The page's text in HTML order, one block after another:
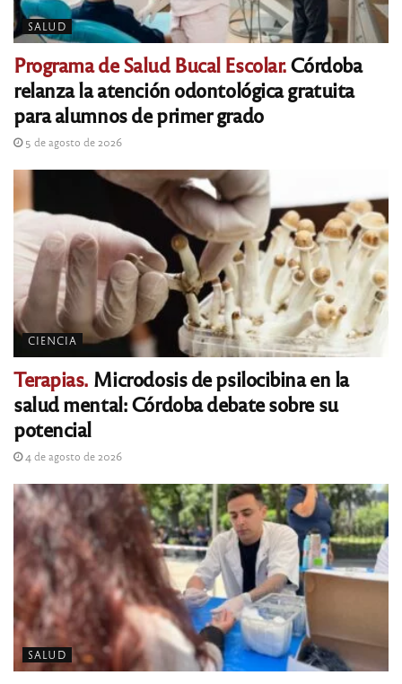
SALUD
Programa de Salud Bucal Escolar.Córdoba
relanza la atención odontológica gratuita
para alumnos de primer grado
5 de agosto de 2026
CIENCIA
Terapias. Microdosis de psilocibina en la
salud mental: Córdoba debate sobre su
potencial
4 de agosto de 2026
SALUD